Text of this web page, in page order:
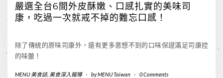
嚴選全台6間外皮酥嫩、口感扎實的美味司
康，吃過一次就戒不掉的難忘口感！
除了傳統的原味司康外，還有更多意想不到的口味保證滿足司康控
的味蕾！
MENU 美食誌, 美食深入報導 - byMENU Taiwan - 0 Comments